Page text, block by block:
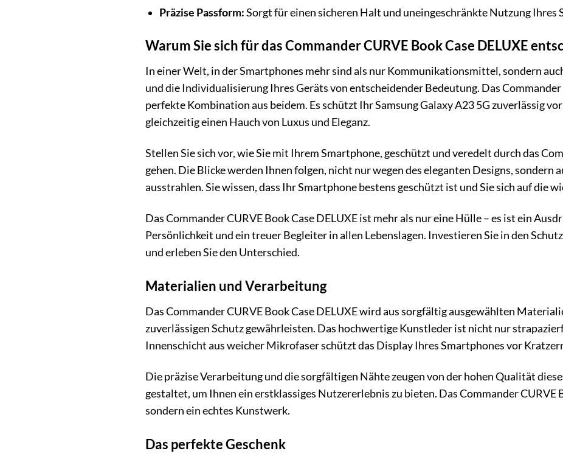
Präzise Passform:Sorgt für einen sicheren Halt und uneingeschränkte Nutzung Ihres
Warum Sie sich für das Commander CURVE Book Case DELUXE
In einer Welt, in der Smartphones mehr sind als nur Kommunikationsmittel, sondern
und die Individualisierung Ihres Geräts von entscheidender Bedeutung. Das
perfekte Kombination aus beidem. Es schützt Ihr Samsung Galaxy A23 5G zuverlässig
gleichzeitig einen Hauch von Luxus und Eleganz.
Stellen Sie sich vor, wie Sie mit Ihrem Smartphone, geschützt und veredelt durch das
gehen. Die Blicke werden Ihnen folgen, nicht nur wegen des eleganten Designs, sondern
ausstrahlen. Sie wissen, dass Ihr Smartphone bestens geschützt ist und Sie sich auf die
Das Commander CURVE Book Case DELUXE ist mehr als nur eine Hülle – es ist ein
Persönlichkeit und ein treuer Begleiter in allen Lebenslagen. Investieren Sie in den
und erleben Sie den Unterschied.
Materialien und Verarbeitung
Das Commander CURVE Book Case DELUXE wird aus sorgfältig ausgewählten
zuverlässigen Schutz gewährleisten. Das hochwertige Kunstleder ist nicht nur
Innenschicht aus weicher Mikrofaser schützt das Display Ihres Smartphones vor
Die präzise Verarbeitung und die sorgfältigen Nähte zeugen von der hohen Qualität
gestaltet, um Ihnen ein erstklassiges Nutzererlebnis zu bieten. Das Commander CURVE
sondern ein echtes Kunstwerk.
Das perfekte Geschenk